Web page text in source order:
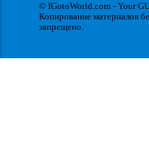
© IGotoWorld.com - Your
Копирование материалов
запрещено.